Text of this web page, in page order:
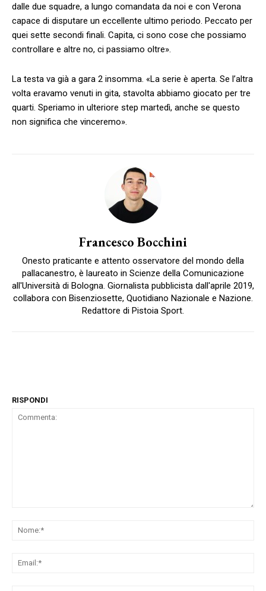
dalle due squadre, a lungo comandata da noi e con Verona
capace di disputare un eccellente ultimo periodo. Peccato per
quei sette secondi finali. Capita, ci sono cose che possiamo
controllare e altre no, ci passiamo oltre».
La testa va già a gara 2 insomma. «La serie è aperta. Se l’altra
volta eravamo venuti in gita, stavolta abbiamo giocato per tre
quarti. Speriamo in ulteriore step martedì, anche se questo
non significa che vinceremo».
Francesco Bocchini
Onesto praticante e attento osservatore del mondo della
pallacanestro, è laureato in Scienze della Comunicazione
all'Università di Bologna. Giornalista pubblicista dall'aprile 2019,
collabora con Bisenziosette, Quotidiano Nazionale e Nazione.
Redattore di Pistoia Sport.
RISPONDI